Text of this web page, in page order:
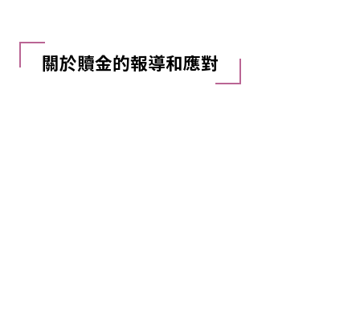
關於贖金的報導和應對